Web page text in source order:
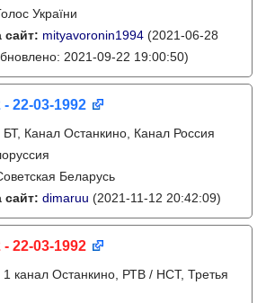
України
сайт: mityavoronin1994 (2021-06-28
2021-09-22 19:00:50)
- 22-03-1992
БТ, Канал Останкино, Канал Россия
Беларусь
сайт: dimaruu (2021-11-12 20:42:09)
- 22-03-1992
1 канал Останкино, РТВ / НСТ, Третья